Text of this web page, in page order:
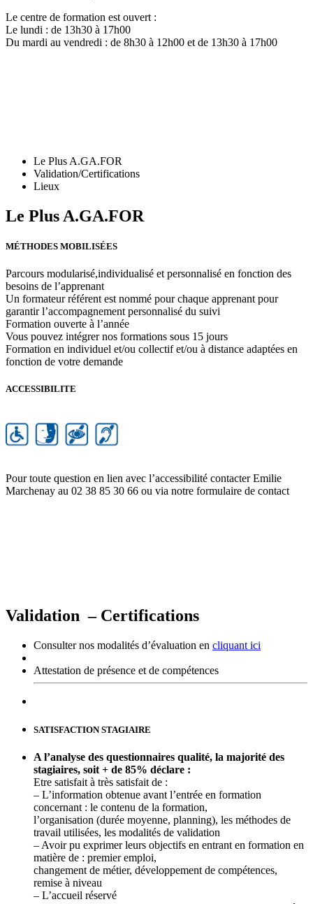
Le centre de formation est ouvert :
Le lundi : de 13h30 à 17h00
Du mardi au vendredi : de 8h30 à 12h00 et de 13h30 à 17h00
Le Plus A.GA.FOR
Validation/Certifications
Lieux
Le Plus A.GA.FOR
MÉTHODES MOBILISÉES
Parcours modularisé,individualisé et personnalisé en fonction des
besoins de l’apprenant
Un formateur référent est nommé pour chaque apprenant pour
garantir l’accompagnement personnalisé du suivi
Formation ouverte à l’année
Vous pouvez intégrer nos formations sous 15 jours
Formation en individuel et/ou collectif et/ou à distance adaptées en
fonction de votre demande
ACCESSIBILITE
Pour toute question en lien avec l’accessibilité contacter Emilie
Marchenay au 02 38 85 30 66 ou via notre formulaire de contact
Validation – Certifications
Consulter nos modalités d’évaluation en cliquant ici
Attestation de présence et de compétences
SATISFACTION STAGIAIRE
A l’analyse des questionnaires qualité, la majorité des
stagiaires, soit + de 85% déclare :
Etre satisfait à très satisfait de :
– L’information obtenue avant l’entrée en formation
concernant : le contenu de la formation,
l’organisation (durée moyenne, planning), les méthodes de
travail utilisées, les modalités de validation
– Avoir pu exprimer leurs objectifs en entrant en formation en
matière de : premier emploi,
changement de métier, développement de compétences,
remise à niveau
– L’accueil réservé